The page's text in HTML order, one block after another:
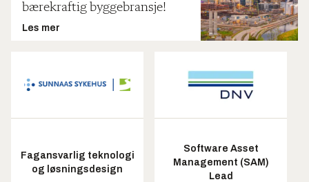
bærekraftig byggebransje!
Les mer
Fagansvarlig teknologi
og løsningsdesign
Software Asset
Management (SAM)
Lead